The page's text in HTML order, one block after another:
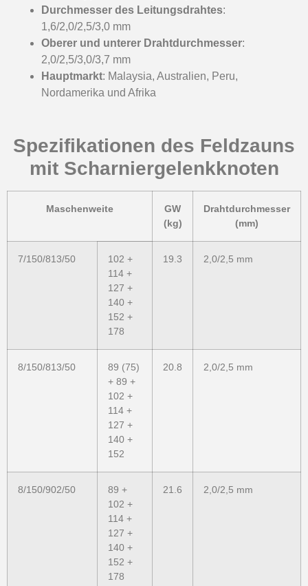
Durchmesser des Leitungsdrahtes:
1,6/2,0/2,5/3,0 mm
Oberer und unterer Drahtdurchmesser:
2,0/2,5/3,0/3,7 mm
Hauptmarkt: Malaysia, Australien, Peru,
Nordamerika und Afrika
Spezifikationen des Feldzauns
mit Scharniergelenkknoten
Maschenweite
GW
(kg)
Drahtdurchmesser
(mm)
7/150/813/50
102 +
114 +
127 +
140 +
152 +
178
19.3 2,0/2,5 mm
8/150/813/50
89 (75)
+ 89 +
102 +
114 +
127 +
140 +
152
20.8 2,0/2,5 mm
8/150/902/50
89 +
102 +
114 +
127 +
140 +
152 +
178
21.6 2,0/2,5 mm